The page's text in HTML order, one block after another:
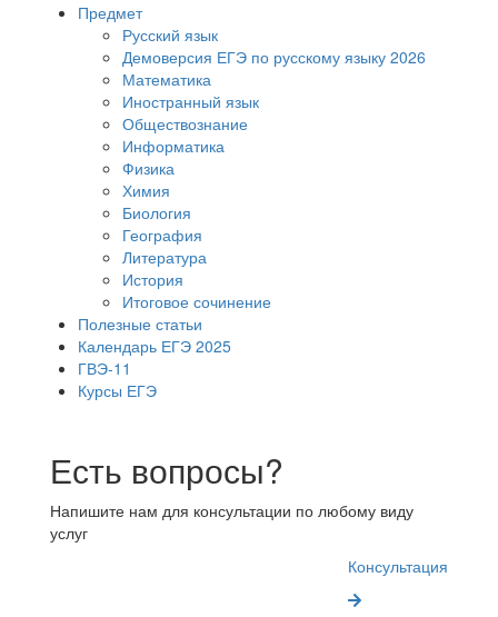
Предмет
Русский язык
Демоверсия ЕГЭ по русскому языку 2026
Математика
Иностранный язык
Обществознание
Информатика
Физика
Химия
Биология
География
Литература
История
Итоговое сочинение
Полезные статьи
Календарь ЕГЭ 2025
ГВЭ-11
Курсы ЕГЭ
Есть вопросы?
Напишите нам для консультации по любому виду
услуг
Консультация